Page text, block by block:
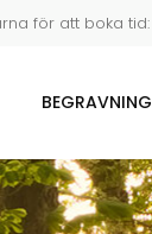
för att boka tid:
BEGRAVNING